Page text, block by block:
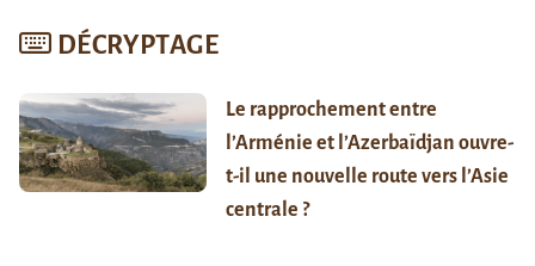
DÉCRYPTAGE
Le rapprochement entre
l’Arménie et l’Azerbaïdjan ouvre-
t-il une nouvelle route vers l’Asie
centrale ?